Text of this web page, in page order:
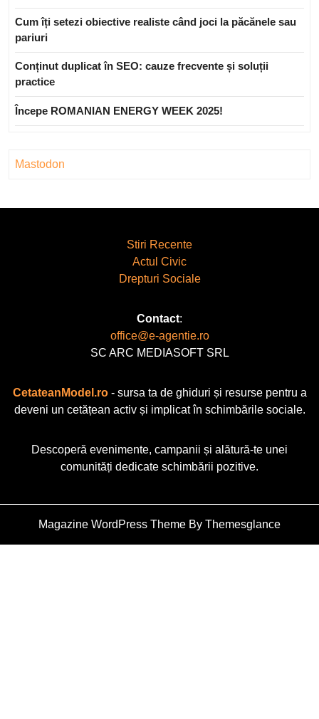
Cum îți setezi obiective realiste când joci la păcănele sau
pariuri
Conținut duplicat în SEO: cauze frecvente și soluții
practice
Începe ROMANIAN ENERGY WEEK 2025!
Mastodon
Stiri Recente
Actul Civic
Drepturi Sociale
Contact:
office@e-agentie.ro
SC ARC MEDIASOFT SRL
CetateanModel.ro- sursa ta de ghiduri și resurse pentru a
deveni un cetățean activ și implicat în schimbările sociale.
Descoperă evenimente, campanii și alătură-te unei
comunități dedicate schimbării pozitive.
Magazine WordPress Theme By Themesglance